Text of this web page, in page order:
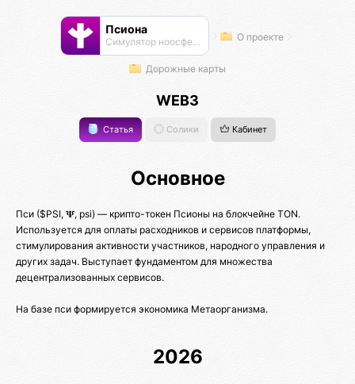
Псиона
Cимулятор ноосферы О проекте
Дорожные карты
WEB3
Статья Солики Кабинет
Основное
Пси ($PSI, 𝚿, psi) — крипто-токен Псионы на блокчейне TON.
Используется для оплаты расходников и сервисов платформы,
стимулирования активности участников, народного управления и
других задач. Выступает фундаментом для множества
децентрализованных сервисов.
На базе пси формируется экономика Метаорганизма.
2026